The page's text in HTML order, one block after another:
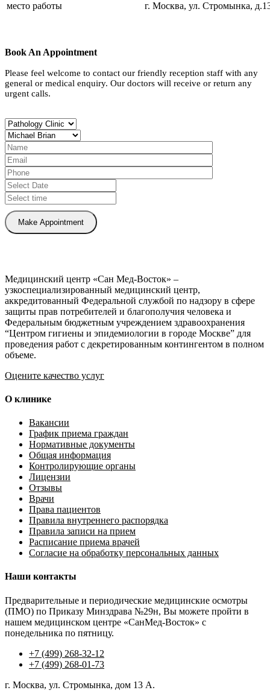
место работы г. Москва, ул. Стромынка,
Book An Appointment
Please feel welcome to contact our friendly reception staff with any
general or medical enquiry. Our doctors will receive or return any
urgent calls.
Make Appointment
Медицинский центр «Сан Мед-Восток» –
узкоспециализированный медицинский центр,
аккредитованный Федеральной службой по надзору в сфере
защиты прав потребителей и благополучия человека и
Федеральным бюджетным учреждением здравоохранения
“Центром гигиены и эпидемиологии в городе Москве” для
проведения работ с декретированным контингентом в полном
объеме.
Оцените качество услуг
О клинике
Вакансии
График приема граждан
Нормативные документы
Общая информация
Контролирующие органы
Лицензии
Отзывы
Врачи
Права пациентов
Правила внутреннего распорядка
Правила записи на прием
Расписание приема врачей
Согласие на обработку персональных данных
Наши контакты
Предварительные и периодические медицинские осмотры
(ПМО) по Приказу Минздрава №29н, Вы можете пройти в
нашем медицинском центре «СанМед-Восток» с
понедельника по пятницу.
+7 (499) 268-32-12
+7 (499) 268-01-73
г. Москва, ул. Стромынка, дом 13 А.